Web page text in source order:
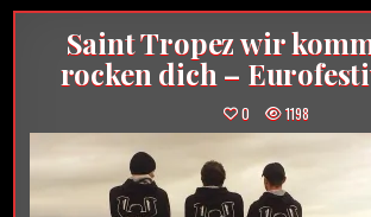
Saint Tropez wir
rocken dich –
0 1198